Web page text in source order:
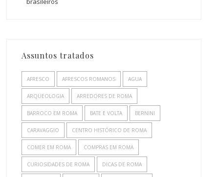
Assuntos tratados
AFRESCO AFRESCOS ROMANOS AGUA
ARQUEOLOGIA ARREDORES DE ROMA
BARROCO EM ROMA BATE E VOLTA BERNINI
CARAVAGGIO CENTRO HISTÓRICO DE ROMA
COMER EM ROMA COMPRAS EM ROMA
CURIOSIDADES DE ROMA DICAS DE ROMA